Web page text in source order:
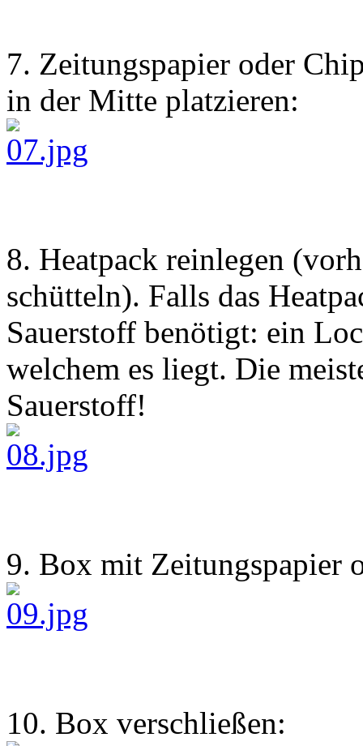
7. Zeitungspapier oder
in der Mitte platzieren:
8. Heatpack reinlegen
schütteln). Falls das
Sauerstoff benötigt: ein
welchem es liegt. Die
Sauerstoff!
9. Box mit Zeitungspapier
10. Box verschließen: